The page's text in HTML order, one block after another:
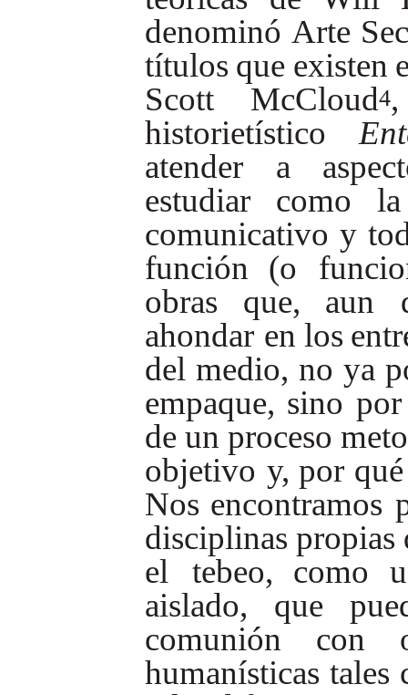
denominó Arte
títulos que existen
Scott
McCloud4,
historietístico
atender
a
estudiar
como
comunicativo y
función (o
obras
que, aun
ahondar en los
del medio, no ya
empaque, sino por
de un proceso
objetivo y, por qué
Nos encontramos
disciplinas propias
el tebeo, como
aislado,
que
comunión con
humanísticas tales